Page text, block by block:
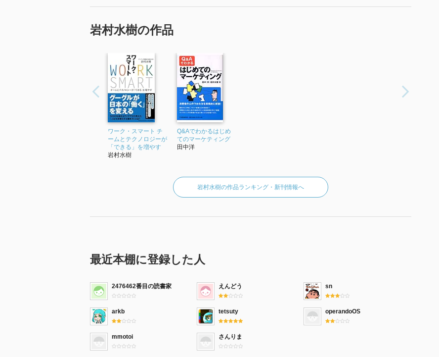
岩村水樹の作品
ワーク・スマート チ
ームとテクノロジーが
「できる」を増やす
岩村水樹
Q&Aでわかるはじめ
てのマーケティング
田中洋
岩村水樹の作品ランキング・新刊情報へ
最近本棚に登録した人
2476462番目の読書家 えんどう sn
arkb tetsuty operandoOS
mmotoi さんりま